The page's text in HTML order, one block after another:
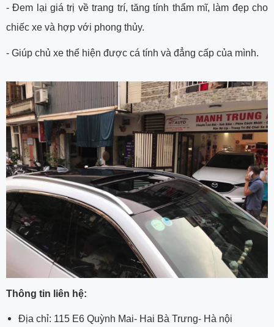
- Đem lại giá trị về trang trí, tăng tính thẩm mĩ, làm đẹp cho
chiếc xe và hợp với phong thủy.
- Giúp chủ xe thể hiện được cá tính và đẳng cấp của mình.
Thông tin liên hệ:
Địa chỉ: 115 E6 Quỳnh Mai- Hai Bà Trưng- Hà nội